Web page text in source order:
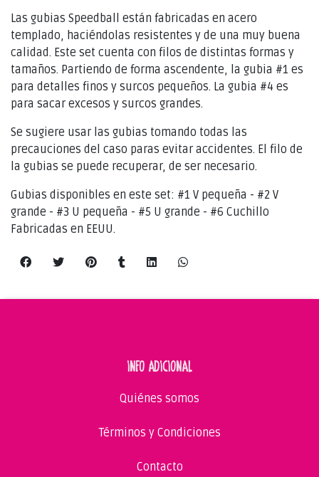
Las gubias Speedball están fabricadas en acero
templado, haciéndolas resistentes y de una muy buena
calidad. Este set cuenta con filos de distintas formas y
tamaños. Partiendo de forma ascendente, la gubia #1 es
para detalles finos y surcos pequeños. La gubia #4 es
para sacar excesos y surcos grandes.
Se sugiere usar las gubias tomando todas las
precauciones del caso paras evitar accidentes. El filo de
la gubias se puede recuperar, de ser necesario.
Gubias disponibles en este set: #1 V pequeña - #2 V
grande - #3 U pequeña - #5 U grande - #6 Cuchillo
Fabricadas en EEUU.
INFO ADICIONAL
Quiénes somos
Términos y Condiciones
Contacto